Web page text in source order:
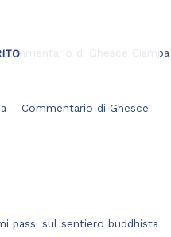
– Commentario di Ghesce